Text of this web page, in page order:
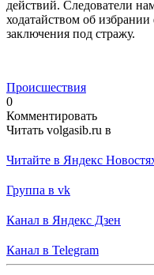
действий. Следователи
ходатайством об
заключения под стражу.
Происшествия
0
Комментировать
Читать volgasib.ru в
Читайте в Яндекс
Группа в vk
Канал в Яндекс Дзен
Канал в Telegram